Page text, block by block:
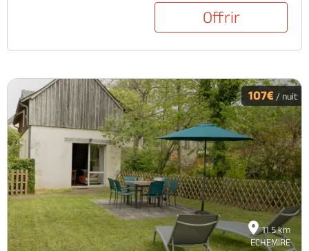
Offrir
11.5 km
ECHEMIRE
107€ / nuit